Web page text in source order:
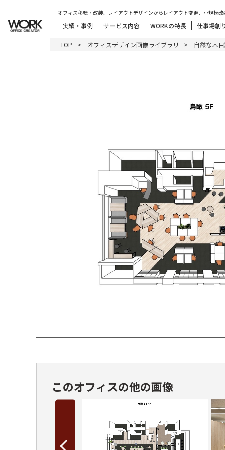
オフィス移転・改装、レイアウトデザインからレイアウト変更、小規模
実績・事例 サービス内容 WORKの特長 仕事場創
TOP オフィスデザイン画像ライブラリ 自然な木
このオフィスの他の画像